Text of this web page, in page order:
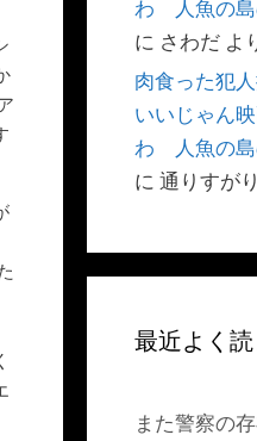
わ 人魚の島
に さわだ よ
肉食った犯
いいじゃん
わ 人魚の島
に 通りすがり
最近よく
また警察の